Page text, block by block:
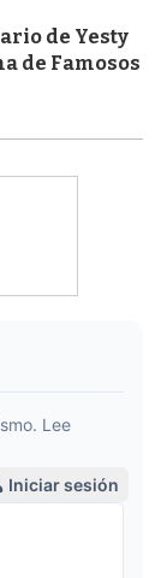
de Yesty
de Famosos